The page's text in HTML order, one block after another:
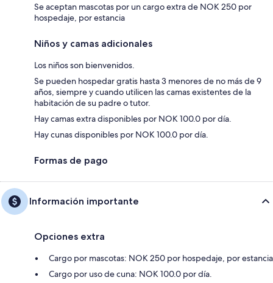
Se aceptan mascotas por un cargo extra de NOK 250 por
hospedaje, por estancia
Niños y camas adicionales
Los niños son bienvenidos.
Se pueden hospedar gratis hasta 3 menores de no más de 9
años, siempre y cuando utilicen las camas existentes de la
habitación de su padre o tutor.
Hay camas extra disponibles por NOK 100.0 por día.
Hay cunas disponibles por NOK 100.0 por día.
Formas de pago
Información importante
Opciones extra
Cargo por mascotas: NOK 250 por hospedaje, por estancia
Cargo por uso de cuna: NOK 100.0 por día.